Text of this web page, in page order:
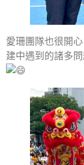
愛珊團隊也很開
建中遇到的諸多